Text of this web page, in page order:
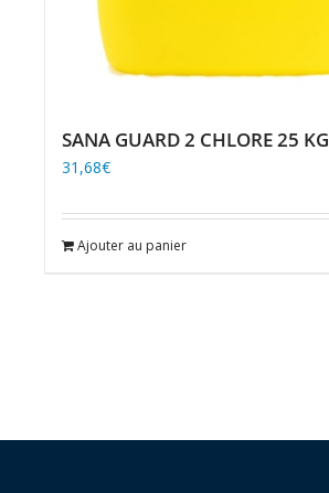
SANA GUARD 2 CHLORE 25 KG
31,68€
Ajouter au panier